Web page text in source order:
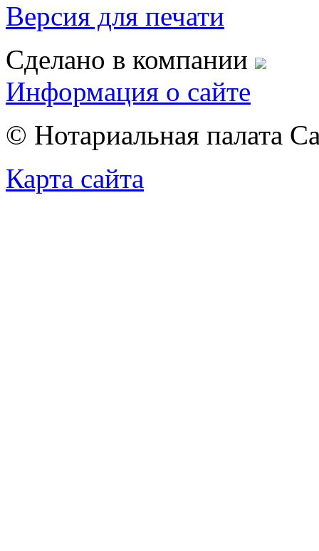
Версия для печати
Сделано в компании
Информация о сайте
© Нотариальная палата
Карта сайта